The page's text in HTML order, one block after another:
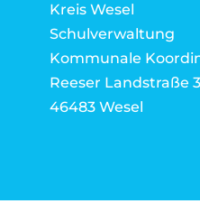
Kreis Wesel
Schulverwaltung
Kommunale
Reeser Landstraße
46483 Wesel